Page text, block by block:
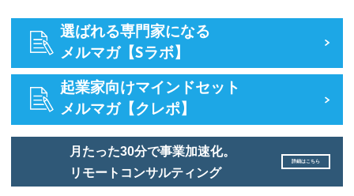
選ばれる専門家になる
メルマガ【Sラボ】
起業家向けマインドセット
メルマガ【クレポ】
月たった30分で事業加速化。
リモートコンサルティング
詳細はこちら